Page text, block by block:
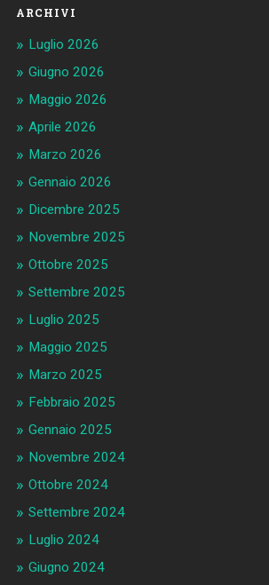
ARCHIVI
Luglio 2026
Giugno 2026
Maggio 2026
Aprile 2026
Marzo 2026
Gennaio 2026
Dicembre 2025
Novembre 2025
Ottobre 2025
Settembre 2025
Luglio 2025
Maggio 2025
Marzo 2025
Febbraio 2025
Gennaio 2025
Novembre 2024
Ottobre 2024
Settembre 2024
Luglio 2024
Giugno 2024